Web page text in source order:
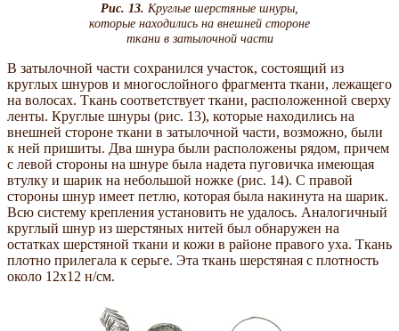
Рис. 13. Круглые шерстяные шнуры,
которые находились на внешней стороне
ткани в затылочной части
В затылочной части сохранился участок, состоящий из
круглых шнуров и многослойного фрагмента ткани, лежащего
на волосах. Ткань соответствует ткани, расположенной сверху
ленты. Круглые шнуры (рис. 13), которые находились на
внешней стороне ткани в затылочной части, возможно, были
к ней пришиты. Два шнура были расположены рядом, причем
с левой стороны на шнуре была надета пуговичка имеющая
втулку и шарик на небольшой ножке (рис. 14). С правой
стороны шнур имеет петлю, которая была накинута на шарик.
Всю систему крепления установить не удалось. Аналогичный
круглый шнур из шерстяных нитей был обнаружен на
остатках шерстяной ткани и кожи в районе правого уха. Ткань
плотно прилегала к серьге. Эта ткань шерстяная с плотность
около 12х12 н/см.